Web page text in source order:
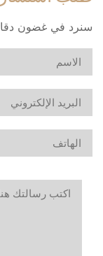
سنرد في غضون